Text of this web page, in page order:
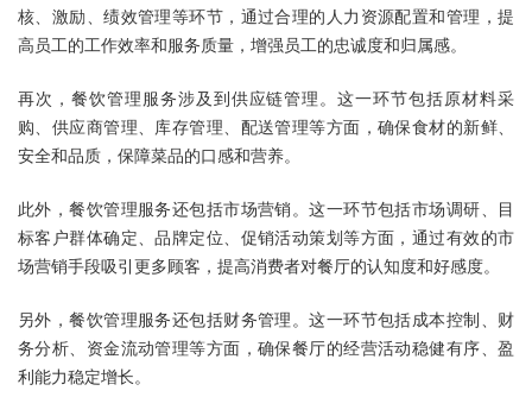
核、激励、绩效管理等环节，通过合理的人力资源配置和管理，提
高员工的工作效率和服务质量，增强员工的忠诚度和归属感。
再次， 餐饮管理服务涉及到供应链管理。这一环节包括原材料采
购、供应商管理、库存管理、配送管理等方面，确保食材的新鲜、
安全和品质，保障菜品的口感和营养。
此外，餐饮管理服务还包括市场营销。这一环节包括市场调研、目
标客户群体确定、品牌定位、促销活动策划等方面，通过有效的市
场营销手段吸引更多顾客，提高消费者对餐厅的认知度和好感度。
另外，餐饮管理服务还包括财务管理。这一环节包括成本控制、财
务分析、资金流动管理等方面，确保餐厅的经营活动稳健有序、盈
利能力稳定增长。